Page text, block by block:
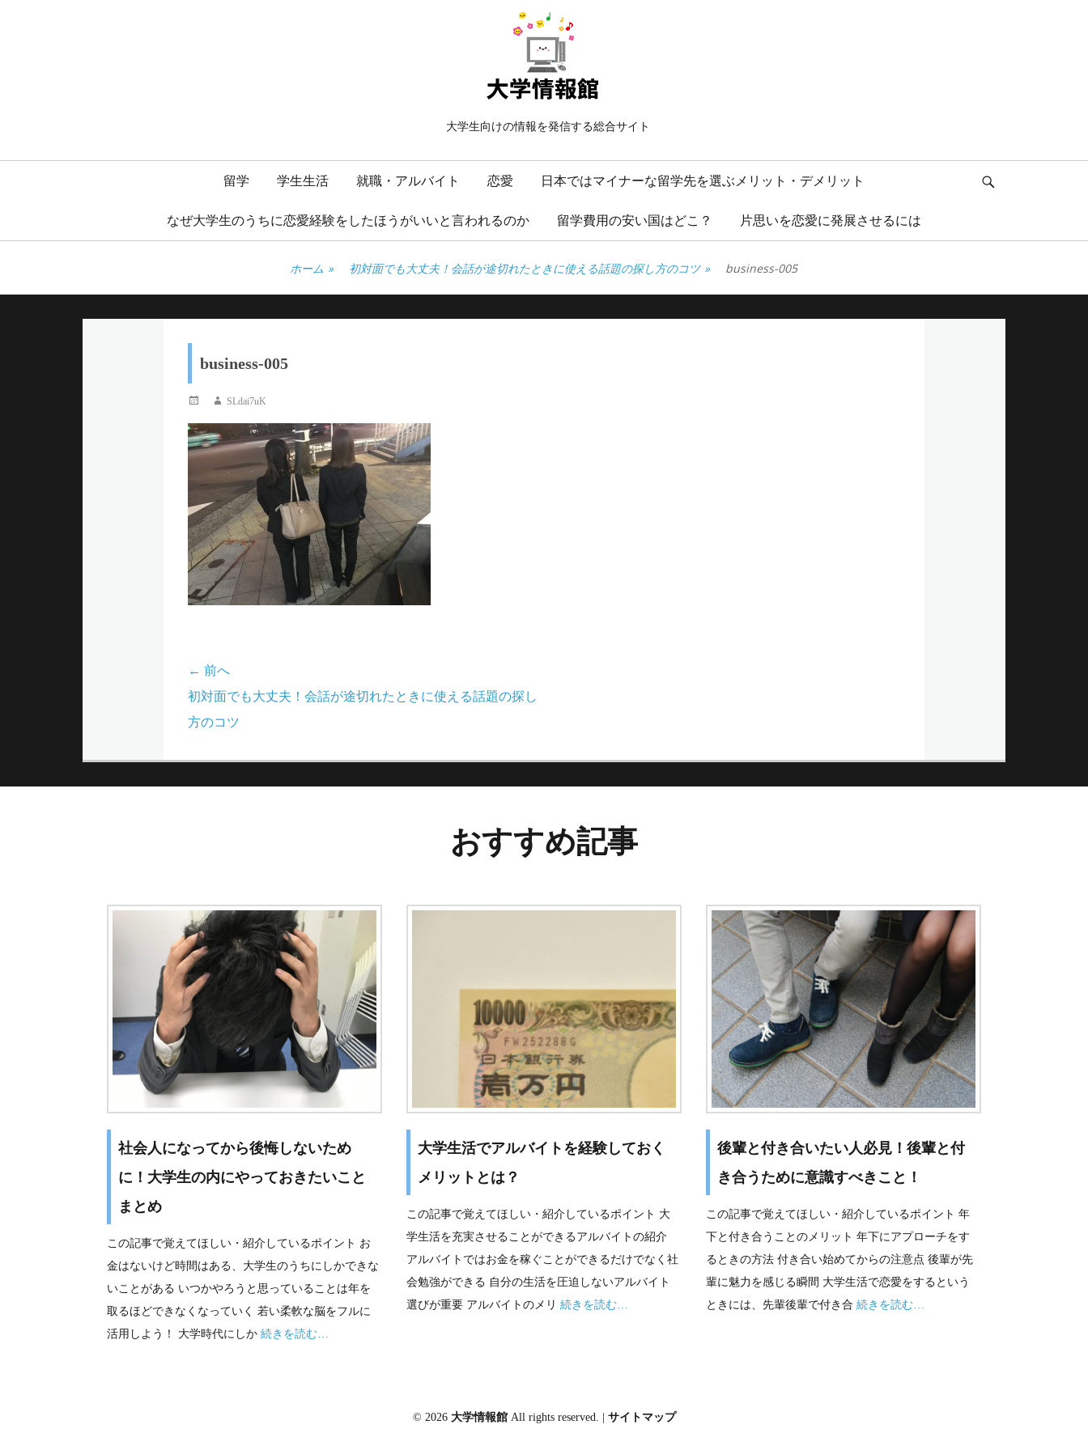
大学生向けの情報を発信する総合サイト
留学 学生生活 就職・アルバイト 恋愛 日本ではマイナーな留学先を選ぶメリット・デメリット
なぜ大学生のうちに恋愛経験をしたほうがいいと言われるのか 留学費用の安い国はどこ？ 片思いを恋愛に発展させるには
ホーム » 初対面でも大丈夫！会話が途切れたときに使える話題の探し方のコツ » business-005
business-005
投
日
投
者
SLdai7uK
投
稿
ナ
ー
シ
ョ
← 前へ
前
の
初対面でも大丈夫！会話が途切れたときに使える話題の探し
方のコツ
おすすめ記事
社会人になってから後悔しないため
に！大学生の内にやっておきたいこと
まとめ
この記事で覚えてほしい・紹介しているポイント お
金はないけど時間はある、大学生のうちにしかできな
いことがある いつかやろうと思っていることは年を
取るほどできなくなっていく 若い柔軟な脳をフルに
活用しよう！ 大学時代にしか 続きを読む…
大学生活でアルバイトを経験しておく
メリットとは？
この記事で覚えてほしい・紹介しているポイント 大
学生活を充実させることができるアルバイトの紹介
アルバイトではお金を稼ぐことができるだけでなく社
会勉強ができる 自分の生活を圧迫しないアルバイト
選びが重要 アルバイトのメリ 続きを読む…
後輩と付き合いたい人必見！後輩と付
き合うために意識すべきこと！
この記事で覚えてほしい・紹介しているポイント 年
下と付き合うことのメリット 年下にアプローチをす
るときの方法 付き合い始めてからの注意点 後輩が先
輩に魅力を感じる瞬間 大学生活で恋愛をするという
ときには、先輩後輩で付き合 続きを読む…
© 2026 大学情報館All rights reserved. | サイトマップ